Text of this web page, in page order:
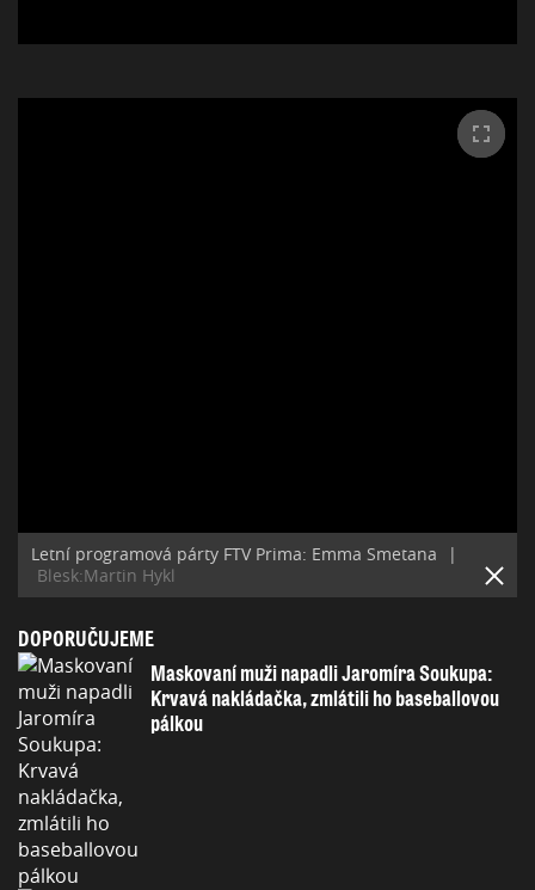
Letní programová párty FTV Prima: Emma Smetana
|
Blesk:Martin Hykl
DOPORUČUJEME
Maskovaní muži napadli Jaromíra Soukupa:
Krvavá nakládačka, zmlátili ho baseballovou
pálkou